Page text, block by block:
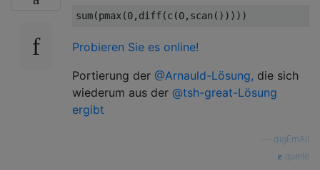
sum(pmax(0, diff(c (0, scan ()))))
Probieren Sie es online!
Portierung der @Arnauld-Lösung, die sich
wiederum aus der @tsh-great-Lösung
ergibt
digEmAll
quelle